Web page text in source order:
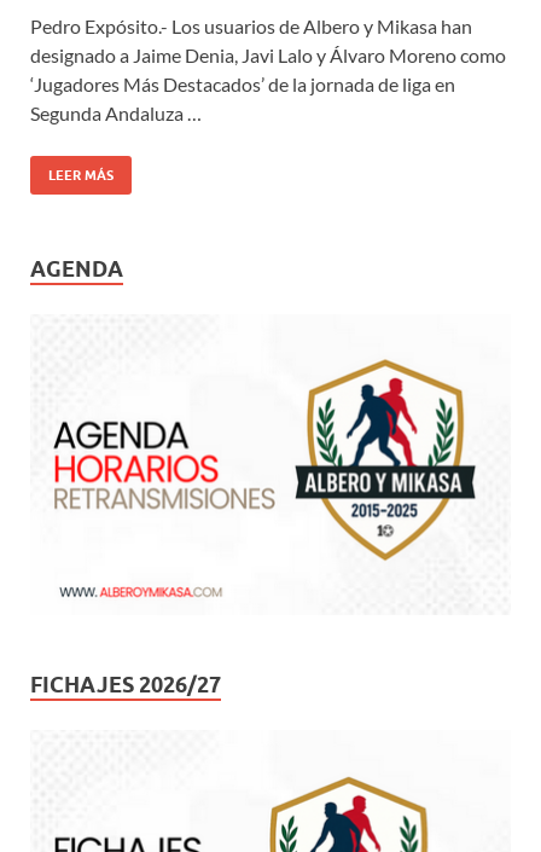
Pedro Expósito.- Los usuarios de Albero y Mikasa han
designado a Jaime Denia, Javi Lalo y Álvaro Moreno como
‘Jugadores Más Destacados’ de la jornada de liga en
Segunda Andaluza …
LEER MÁS
AGENDA
FICHAJES 2026/27